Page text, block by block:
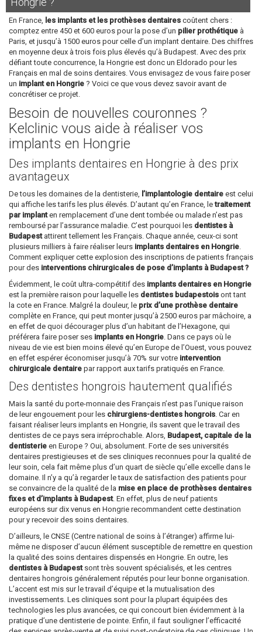
En France, les implants et les prothèses dentaires coûtent chers :
comptez entre 450 et 600 euros pour la pose d’un pilier prothétique à
Paris, et jusqu’à 1500 euros pour celle d’un implant dentaire. Des chiffres
en moyenne deux à trois fois plus élevés qu’à Budapest. Avec des prix
défiant toute concurrence, la Hongrie est donc un Eldorado pour les
Français en mal de soins dentaires. Vous envisagez de vous faire poser
un implant en Hongrie ? Voici ce que vous devez savoir avant de
concrétiser ce projet.
Besoin de nouvelles couronnes ?
Kelclinic vous aide à réaliser vos
implants en Hongrie
Des implants dentaires en Hongrie à des prix
avantageux
De tous les domaines de la dentisterie, l’implantologie dentaire est celui
qui affiche les tarifs les plus élevés. D’autant qu’en France, letraitement
par implanten remplacement d’une dent tombée ou malade n’est pas
remboursé par l’assurance maladie. C’est pourquoi les dentistes à
Budapestattirent tellement les Français. Chaque année, ceux-ci sont
plusieurs milliers à faire réaliser leurs implants dentaires en Hongrie.
Comment expliquer cette explosion des inscriptions de patients français
pour des interventions chirurgicales de pose d’implants à Budapest ?
Évidemment, le coût ultra-compétitif des implants dentaires en Hongrie
est la première raison pour laquelle les dentistes budapestois ont tant
la cote en France. Malgré la douleur, le prix d’une prothèse dentaire
complète en France, qui peut monter jusqu’à 2500 euros par mâchoire, a
en effet de quoi décourager plus d’un habitant de l’Hexagone, qui
préférera faire poser ses implants en Hongrie. Dans ce pays où le
niveau de vie est bien moins élevé qu’en Europe de l’Ouest, vous pouvez
en effet espérer économiser jusqu’à 70% sur votre intervention
chirurgicale dentaire par rapport aux tarifs pratiqués en France.
Des dentistes hongrois hautement qualifiés
Mais la santé du porte-monnaie des Français n’est pas l’unique raison
de leur engouement pour les chirurgiens-dentistes hongrois. Car en
faisant réaliser leurs implants en Hongrie, ils savent que le travail des
dentistes de ce pays sera irréprochable. Alors, Budapest, capitale de la
dentisterie en Europe ? Oui, absolument. Forte de ses universités
dentaires prestigieuses et de ses cliniques reconnues pour la qualité de
leur soin, cela fait même plus d’un quart de siècle qu’elle excelle dans le
domaine. Il n’y a qu’à regarder le taux de satisfaction des patients pour
se convaincre de la qualité de la mise en place de prothèses dentaires
fixes et d’implants à Budapest. En effet, plus de neuf patients
européens sur dix venus en Hongrie recommandent cette destination
pour y recevoir des soins dentaires.
D’ailleurs, le CNSE (Centre national de soins à l’étranger) affirme lui-
même ne disposer d’aucun élément susceptible de remettre en question
la qualité des soins dentaires dispensés en Hongrie. En outre, les
dentistes à Budapestsont très souvent spécialisés, et les centres
dentaires hongrois généralement réputés pour leur bonne organisation.
L’accent est mis sur le travail d’équipe et la mutualisation des
investissements. Les cliniques sont pour la plupart équipées des
technologies les plus avancées, ce qui concourt bien évidemment à la
pratique d’une dentisterie de pointe. Enfin, il faut souligner l’efficacité